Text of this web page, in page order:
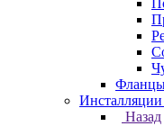
Инсталляции
Назад